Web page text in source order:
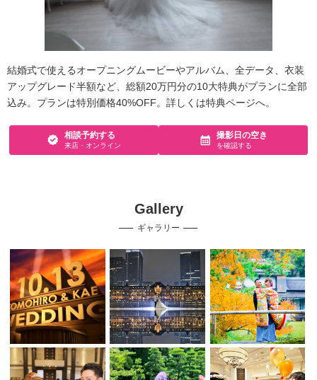
結婚式で使えるオープニングムービーやアルバム、全データ、衣装
アップグレード半額など、総額20万円分の10大特典がプランに全部
込み。プランは特別価格40%OFF。詳しくは特典ページへ。
相談予約する
来店・オンライン
撮影日の空き
を確認する
Gallery
ギャラリー